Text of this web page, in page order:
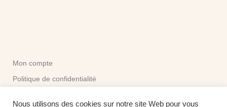
Mon compte
Politique de confidentialité
Nous utilisons des cookies sur notre site Web pour vous